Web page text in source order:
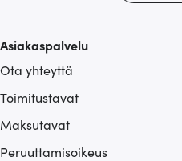
Asiakaspalvelu
Ota yhteyttä
Toimitustavat
Maksutavat
Peruuttamisoikeus